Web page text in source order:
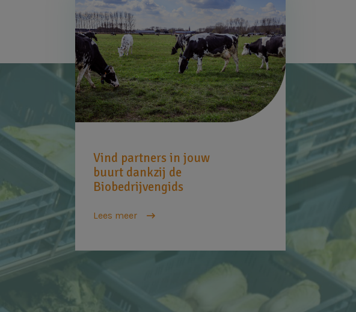
Vind partners in jouw
buurt dankzij de
Biobedrijvengids
Lees meer